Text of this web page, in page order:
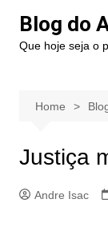
Blog do
Que hoje seja o
Home
Justiça
Andre Isac